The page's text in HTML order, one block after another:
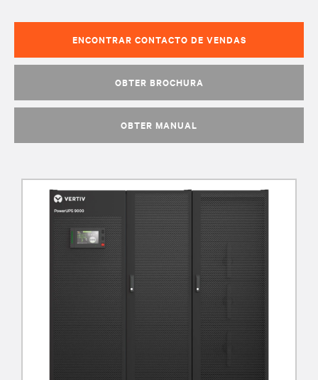
ENCONTRAR CONTACTO DE VENDAS
OBTER BROCHURA
OBTER MANUAL